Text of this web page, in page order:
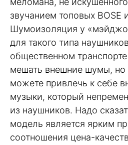
звучанием топовых BOSE
Шумоизоляция у
для такого типа
общественном
мешать внешние шумы, но
можете привлечь к себе
музыки, который
из наушников. Надо
модель является ярким
соотношения цена-